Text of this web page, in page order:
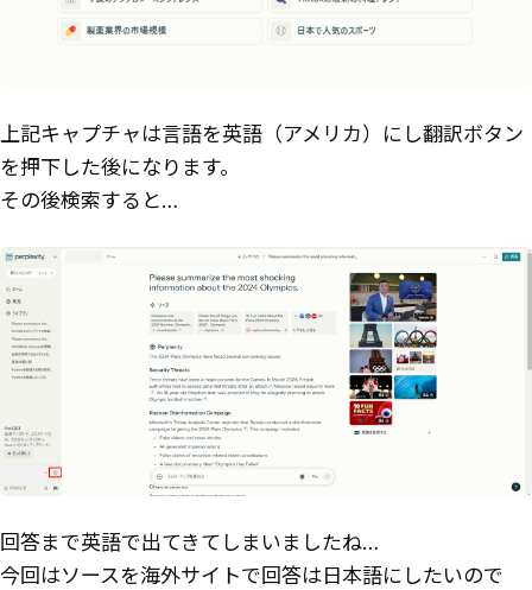
上記キャプチャは言語を英語（アメリカ）にし翻訳ボタン
を押下した後になります。
その後検索すると…
回答まで英語で出てきてしまいましたね…
今回はソースを海外サイトで回答は日本語にしたいので